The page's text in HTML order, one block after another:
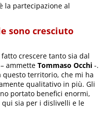
la partecipazione al
sono cresciuto
crescere tanto sia dal
ammetteTommaso Occhi -.
questo territorio, che mi ha
qualitativo in più. Gli
portato benefici enormi,
qui sia per i dislivelli e le